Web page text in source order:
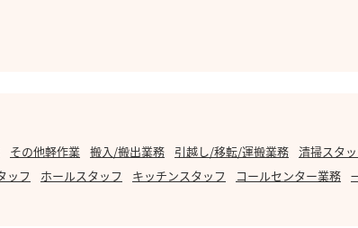
その他軽作業 搬入/搬出業務 引越し/移転/運搬業務 清掃スタ
ッフ ホールスタッフ キッチンスタッフ コールセンター業務